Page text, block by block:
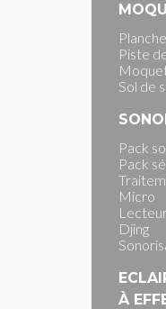
Piste
Sol de
Pack
Pack
Micro
Djing
À